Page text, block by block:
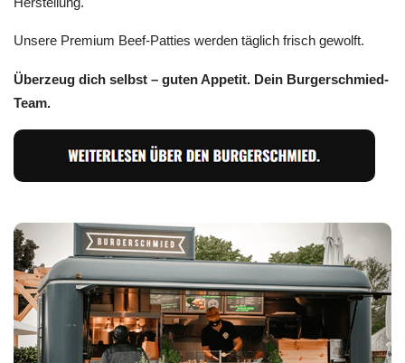
Unsere Premium Beef-Patties werden täglich frisch gewolft.
Überzeug dich selbst – guten Appetit. Dein Burgerschmied-
Team.